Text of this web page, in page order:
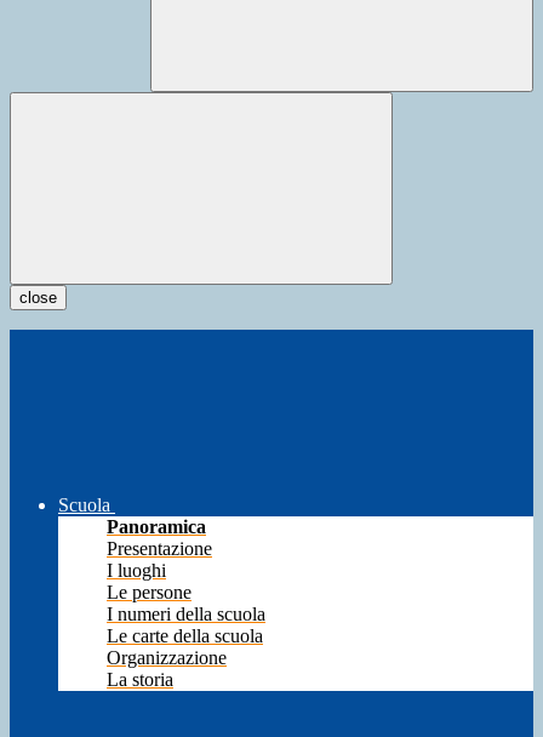
close
Scuola
Panoramica
Presentazione
I luoghi
Le persone
I numeri della scuola
Le carte della scuola
Organizzazione
La storia